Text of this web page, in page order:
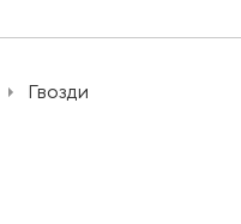
Гвозди